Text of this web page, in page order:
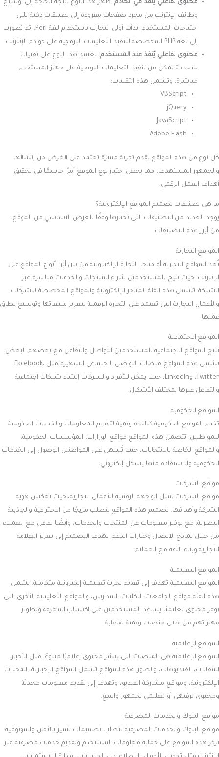
محتوى تفاعلي يٌنفذ في الخادم: ظهر هذا النوع نتيجة الحاجة إلى توسيع
وظائف الإنترنت من مجرد صفحات مقروءة إلى تطبيقات ذكية تلبي
احتياجات المستخدم. بدأت أولى التجارب باستخدام لغة Perl، ثم تطورت
إلى لغة PHP المخصصة لتنفيذ التعليمات البرمجية على خوادم الإنترنت.
محتوى تفاعلي يٌنفذ عند المستخدم: يعتمد هذا النوع على تقنيات
متعددة تمكن من تنفيذ التعليمات البرمجية على جهاز المستخدم
مباشرة، وتشمل هذه التقنيات:
VBScript
jQuery
JavaScript
Adobe Flash
كل نوع من هذه المواقع يقدم تجربة مميزة تعتمد على الغرض من إنشائها
والجمهور المستهدف، مما يجعل اختيار نوع الموقع أمرًا حاسمًا في تحقيق
أهداف العمل الرقمي.
ما هي تصنيفات تصميم المواقع الإلكترونية؟
يوجد العديد من التصنيفات التي تختارها وفقًا للغرض الاساسي من الموقع،
من أبرز هذه التصنيفات:
المواقع التجارية
تُعد المواقع التجارية أو متاجر التجارة الإلكترونية من بين أبرز أنواع المواقع على
الإنترنت، حيث تتيح للمستخدمين شراء المنتجات والخدمات مباشرة عبر
الشبكة. تشمل هذه الفئة المتاجر الإلكترونية والمواقع المخصصة للشركات
والأعمال التجارية التي تعتمد على التجارة الرقمية لتعزيز مبيعاتها وتوسيع نطاق
عملها.
المواقع الاجتماعية
تتيح المواقع الاجتماعية للمستخدمين التواصل والتفاعل مع بعضهم البعض.
تشمل هذه المواقع منصات التواصل الاجتماعي الشهيرة مثل Facebook،
Twitter، وLinkedIn، حيث يمكن للأفراد والشركات إنشاء شبكات اجتماعية
والتفاعل عبرها بمختلف الأشكال.
المواقع الحكومية
تخدم المواقع الحكومية كنافذة رقمية لتقديم المعلومات والخدمات الحكومية
للمواطنين. تتضمن هذه المواقع مواقع الوزارات، المؤسسات الحكومية،
والمواقع الخاصة بالانتخابات، حيث تُسهل على المواطنين الوصول إلى الخدمات
الحكومية والاستفادة منها بشكل إلكتروني.
مواقع الشركات
مواقع الشركات تمثل الواجهة الرقمية للأعمال التجارية، حيث تعكس هوية
الشركة وأهدافها. تصميم هذه المواقع يتطلب مزيجًا من الاحترافية والجاذبية
البصرية، مع توفير معلومات عن المنتجات والخدمات، وأيضًا تفاعل مع العملاء
من خلال نماذج الاتصال وخيارات الدعم. يهدف التصميم إلى تعزيز العلامة
التجارية وبناء الثقة مع العملاء.
المواقع التعليمية
المواقع التعليمية تهدف إلى تقديم تجربة تعليمية إلكترونية متكاملة. تشمل
هذه الفئة مواقع الجامعات، الكليات، المدارس، والمواقع التعليمية الأخرى التي
توفر محتوى تعليميًا يساعد المستخدمين على اكتساب المعرفة وتطوير
مهاراتهم من خلال منصات رقمية تفاعلية.
المواقع الإعلامية
المواقع الإعلامية هي المنصات التي تنشر محتوى إعلاميًا متنوعًا مثل الأخبار،
المقالات، الفيديوهات، والصور. هذه المواقع تشمل المواقع الإخبارية، المجلات
الإلكترونية، ومواقع مشاركة الفيديو، وتهدف إلى تقديم معلومات محدثة
ومحتوى ترفيهي أو تعليمي لجمهور واسع.
مواقع البنوك والخدمات المصرفية
مواقع البنوك والخدمات المصرفية تتطلب تصميمات تتميز بالأمان والموثوقية.
تركز هذه المواقع على حماية معلومات المستخدم وتقديم خدمات مصرفية عبر